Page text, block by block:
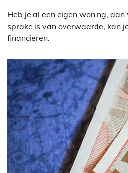
Heb je al een eigen woning,
sprake is van overwaarde, kan
financieren.